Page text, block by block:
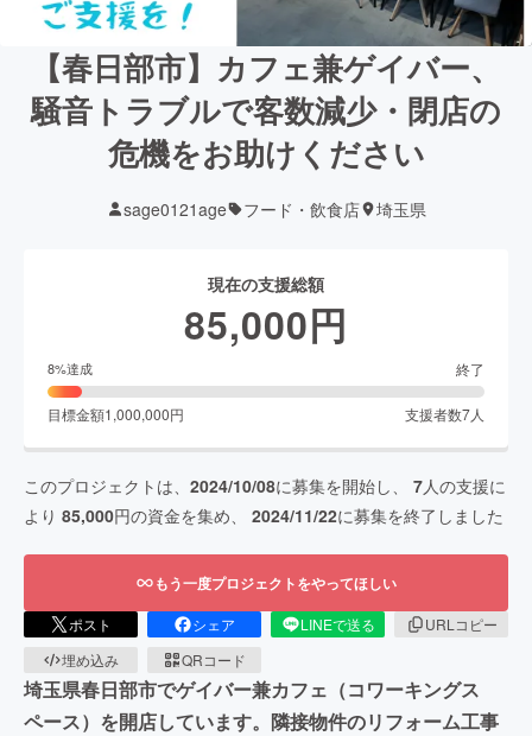
【春日部市】カフェ兼ゲイバー、
騒音トラブルで客数減少・閉店の
危機をお助けください
sage0121age フード・飲食店 埼玉県
現在の支援総額
85,000円
8%達成 終了
目標金額1,000,000円 支援者数7人
このプロジェクトは、 2024/10/08に募集を開始し、 7人の支援に
より 85,000円の資金を集め、 2024/11/22に募集を終了しました
もう一度プロジェクトをやってほしい
ポスト シェア LINEで送る
URLコピー
埋め込み
QRコード
埼玉県春日部市でゲイバー兼カフェ（コワーキングス
ペース）を開店しています。隣接物件のリフォーム工事